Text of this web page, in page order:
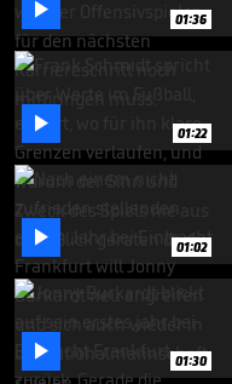
 01:36
 01:22
 01:02
 01:30